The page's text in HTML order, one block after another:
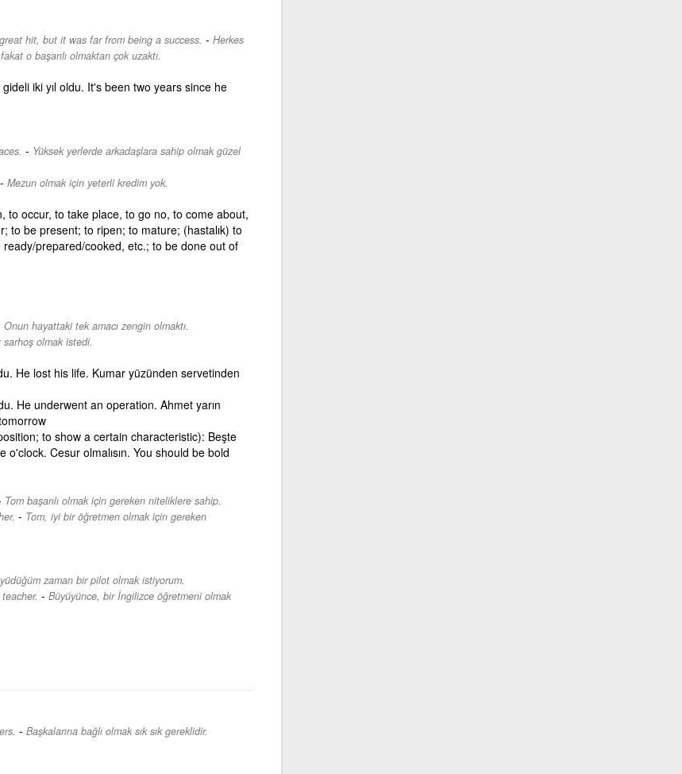
hit, but it was far from being a success. - Herkes
o başarılı olmaktan çok uzaktı.
iki yıl oldu. It's been two years since he
- Yüksek yerlerde arkadaşlara sahip olmak güzel
- Mezun olmak için yeterli kredim yok.
to occur, to take place, to go no, to come about,
to be present; to ripen; to mature; (hastalık) to
prepared/cooked, etc.; to be done out of
Onun hayattaki tek amacı zengin olmaktı.
sarhoş olmak istedi.
He lost his life. Kumar yüzünden servetinden
He underwent an operation. Ahmet yarın
to show a certain characteristic): Beşte
o'clock. Cesur olmalısın. You should be bold
Tom başarılı olmak için gereken niteliklere sahip.
- Tom, iyi bir öğretmen olmak için gereken
zaman bir pilot olmak istiyorum.
- Büyüyünce, bir İngilizce öğretmeni olmak
- Başkalarına bağlı olmak sık sık gereklidir.